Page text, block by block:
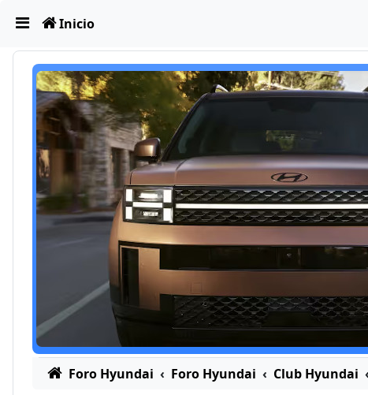
Obviar Inicio
Foro Hyundai Foro Hyundai Club Hyundai